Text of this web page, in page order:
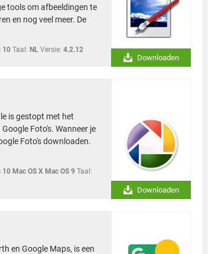
tools om afbeeldingen te
en nog veel meer. De
10 Taal: NL Versie: 4.2.12
Downloaden
is gestopt met het
Foto's. Wanneer je
Foto's downloaden.
Mac OS X Mac OS 9 Taal:
Downloaden
en Google Maps, is een